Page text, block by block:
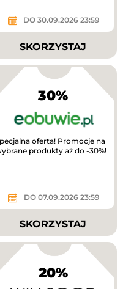
DO 30.09.2026 23:59
SKORZYSTAJ
30%
oferta! Promocje na
produkty aż do -30%!
DO 07.09.2026 23:59
SKORZYSTAJ
20%